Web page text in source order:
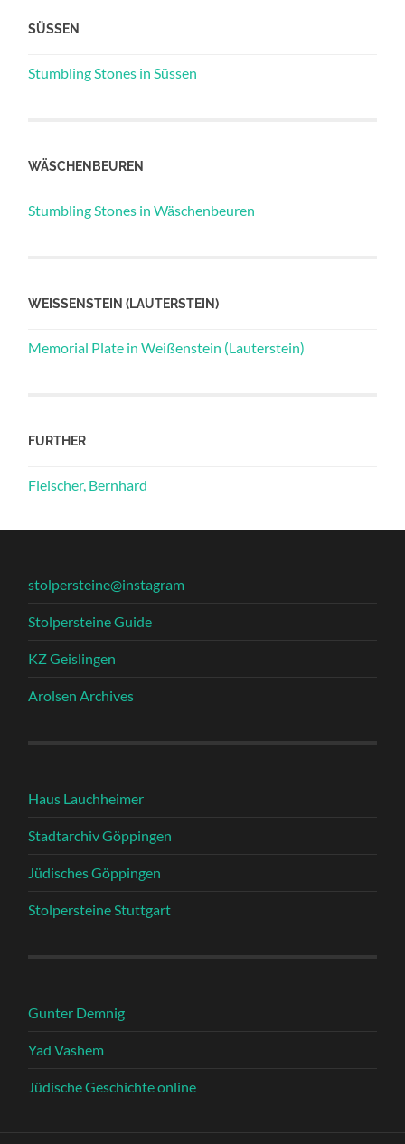
SÜSSEN
Stumbling Stones in Süssen
WÄSCHENBEUREN
Stumbling Stones in Wäschenbeuren
WEISSENSTEIN (LAUTERSTEIN)
Memorial Plate in Weißenstein (Lauterstein)
FURTHER
Fleischer, Bernhard
stolpersteine@instagram
Stolpersteine Guide
KZ Geislingen
Arolsen Archives
Haus Lauchheimer
Stadtarchiv Göppingen
Jüdisches Göppingen
Stolpersteine Stuttgart
Gunter Demnig
Yad Vashem
Jüdische Geschichte online